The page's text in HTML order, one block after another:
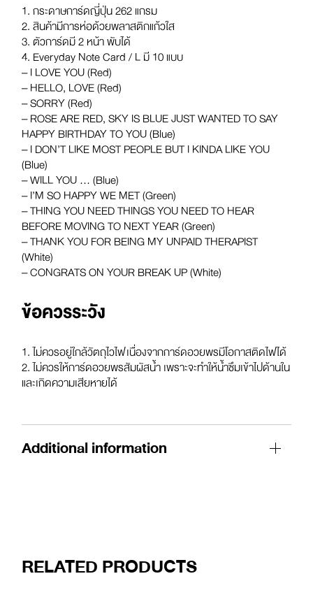
1. กระดาษการ์ดญี่ปุ่น 262 แกรม
2. สินค้ามีการห่อด้วยพลาสติกแก้วใส
3. ตัวการ์ดมี 2 หน้า พับได้
4. Everyday Note Card / L มี 10 แบบ
– I LOVE YOU (Red)
– HELLO, LOVE (Red)
– SORRY (Red)
– ROSE ARE RED, SKY IS BLUE JUST WANTED TO SAY
HAPPY BIRTHDAY TO YOU (Blue)
– I DON’T LIKE MOST PEOPLE BUT I KINDA LIKE YOU
(Blue)
– WILL YOU … (Blue)
– I’M SO HAPPY WE MET (Green)
– THING YOU NEED THINGS YOU NEED TO HEAR
BEFORE MOVING TO NEXT YEAR (Green)
– THANK YOU FOR BEING MY UNPAID THERAPIST
(White)
– CONGRATS ON YOUR BREAK UP (White)
ข้อควรระวัง
1. ไม่ควรอยู่ใกล้วัตถุไวไฟ เนื่องจากการ์ดอวยพรมีโอกาสติดไฟได้
2. ไม่ควรให้การ์ดอวยพรสัมผัสน้ำ เพราะจะทำให้น้ำซึมเข้าไปด้านใน
และเกิดความเสียหายได้
Additional information
RELATED PRODUCTS